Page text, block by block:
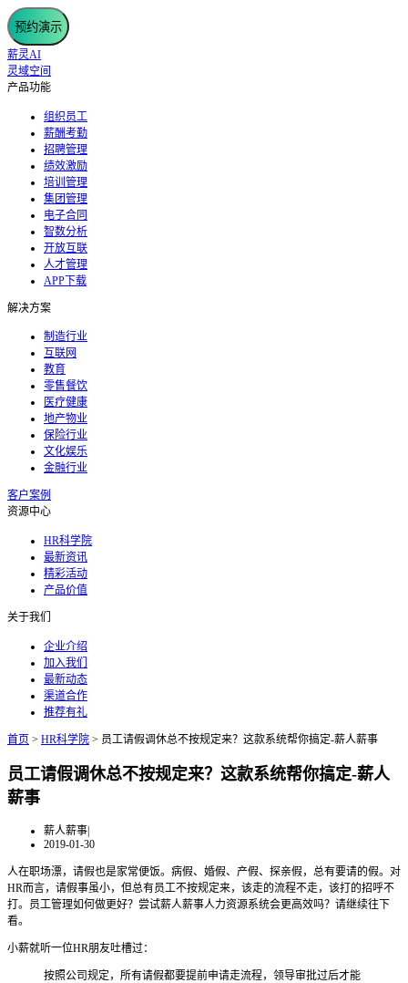
预约演示
薪灵AI
灵域空间
产品功能
组织员工
薪酬考勤
招聘管理
绩效激励
培训管理
集团管理
电子合同
智数分析
开放互联
人才管理
APP下载
解决方案
制造行业
互联网
教育
零售餐饮
医疗健康
地产物业
保险行业
文化娱乐
金融行业
客户案例
资源中心
HR科学院
最新资讯
精彩活动
产品价值
关于我们
企业介绍
加入我们
最新动态
渠道合作
推荐有礼
首页 > HR科学院 > 员工请假调休总不按规定来？这款系统帮你搞定-薪人薪事
员工请假调休总不按规定来？这款系统帮你搞定-薪人
薪事
薪人薪事|
2019-01-30
人在职场漂，请假也是家常便饭。病假、婚假、产假、探亲假，总有要请的假。对
HR而言，请假事虽小，但总有员工不按规定来，该走的流程不走，该打的招呼不
打。员工管理如何做更好？尝试薪人薪事人力资源系统会更高效吗？请继续往下
看。
小薪就听一位HR朋友吐槽过：
按照公司规定，所有请假都要提前申请走流程，领导审批过后才能